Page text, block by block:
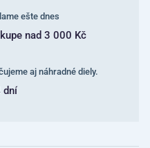
ešte dnes
nad 3 000 Kč
aj náhradné diely.
dní